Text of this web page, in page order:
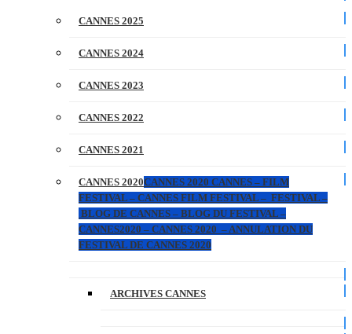
CANNES 2025
CANNES 2024
CANNES 2023
CANNES 2022
CANNES 2021
CANNES 2020CANNES 2020 CANNES – FILM
FESTIVAL – CANNES FILM FESTIVAL – FESTIVAL –
BLOG DE CANNES – BLOG DU FESTIVAL –
CANNES2020 – CANNES 2020 – ANNULATION DU
FESTIVAL DE CANNES 2020
ARCHIVES CANNES